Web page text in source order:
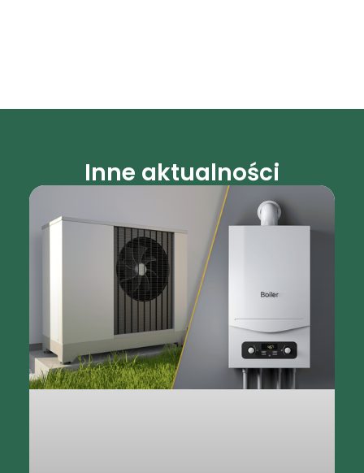
Inne aktualności